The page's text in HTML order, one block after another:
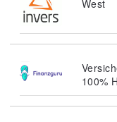
West
100%